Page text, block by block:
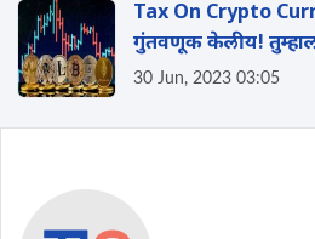
Tax On Crypto
गुंतवणूक केलीय!
तो जाणून घ्या
30 Jun, 2023 03:05